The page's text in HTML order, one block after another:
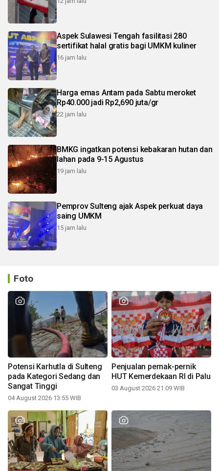
Aspek Sulawesi Tengah fasilitasi 280
sertifikat halal gratis bagi UMKM kuliner
16 jam lalu
Harga emas Antam pada Sabtu meroket
Rp40.000 jadi Rp2,690 juta/gr
22 jam lalu
BMKG ingatkan potensi kebakaran hutan dan
lahan pada 9-15 Agustus
19 jam lalu
Pemprov Sulteng ajak Aspek perkuat daya
saing UMKM
15 jam lalu
Foto
Potensi Karhutla di Sulteng
pada Kategori Sedang dan
Sangat Tinggi
04 August 2026 13:55 WIB
Penjualan pernak-pernik
HUT Kemerdekaan RI di Palu
03 August 2026 21:09 WIB